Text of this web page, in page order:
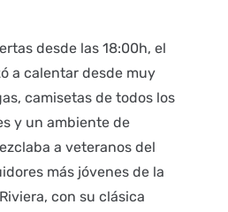
desde las 18:00h, el
a calentar desde muy
camisetas de todos los
y un ambiente de
a veteranos del
más jóvenes de la
con su clásica